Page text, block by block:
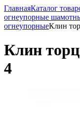
ГлавнаяКаталог
огнеупорные
огнеупорныеКлин
Клин
4